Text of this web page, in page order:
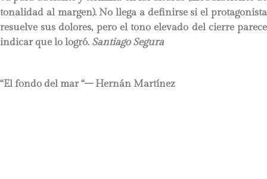
tonalidad al margen). No llega a definirse si el protagonista
resuelve sus dolores, pero el tono elevado del cierre parece
indicar que lo logró. Santiago Segura
“El fondo del mar “– Hernán Martínez